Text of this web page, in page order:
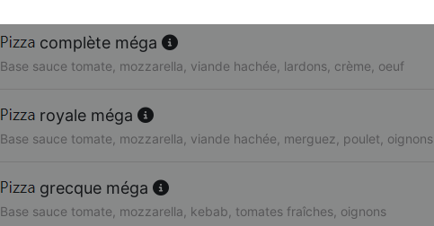
complète méga
Base sauce tomate, mozzarella, viande hachée, lardons, crème, oeuf
royale méga
Base sauce tomate, mozzarella, viande hachée, merguez, poulet, oignons
grecque méga
Base sauce tomate, mozzarella, kebab, tomates fraîches, oignons